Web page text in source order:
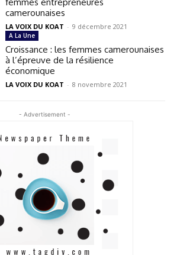
femmes entrepreneures
camerounaises
LA VOIX DU KOAT - 9 décembre 2021
A La Une
Croissance : les femmes camerounaises
à l’épreuve de la résilience
économique
LA VOIX DU KOAT - 8 novembre 2021
- Advertisement -